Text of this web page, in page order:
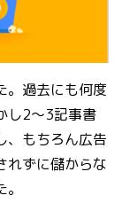
。過去にも何度
し2〜3記事書
、もちろん広告
れずに儲からな